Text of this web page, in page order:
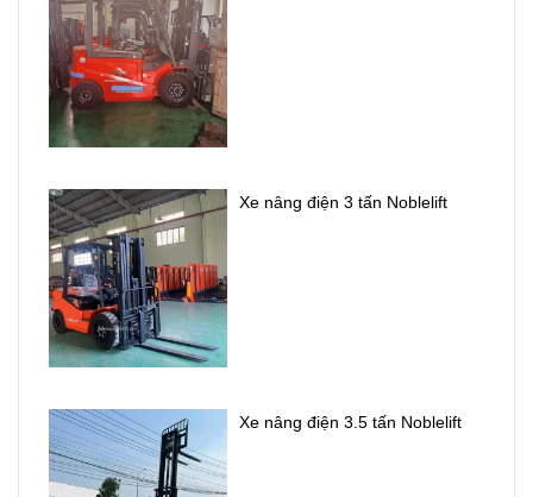
dụng.
Xe nâng điện 3 tấn Noblelift
Xe nâng điện 3.5 tấn Noblelift